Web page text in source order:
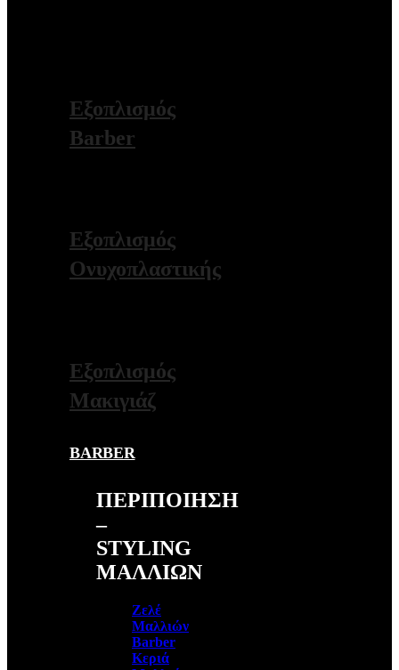
Εξοπλισμός
Barber
Εξοπλισμός
Ονυχοπλαστικής
Εξοπλισμός
Μακιγιάζ
BARBER
ΠΕΡΙΠΟΙΗΣΗ
–
STYLING
ΜΑΛΛΙΩΝ
Ζελέ
Μαλλιών
Barber
Κεριά